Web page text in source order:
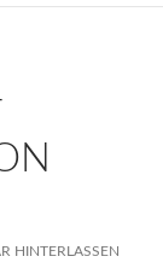
HINTERLASSEN